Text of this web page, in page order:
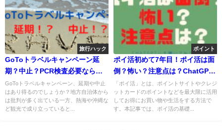
旅行ハック
GoToトラベルキャンペーン延
期？中止？PCR検査必要なら敬
遠が出そうな雰囲気・・・
GoToトラベルキャンペーン、延期や中止
はあり得るのでしょうか？地方自治体から
は批判が多く出ている一方、熱海や沖縄な
ど観光で成り立っていると...
ポイント
ポイ活初めて7年目！ポイ活は面
倒？怖い？注意点は？ChatGPT
にも聞いてみた！
「ポイ活」とは、ポイントサイトやクレジ
ットカードのポイントなどを最大限に活用
してお得にお買い物や生活をする方法で
す。本記事では、ポイ活の基礎...